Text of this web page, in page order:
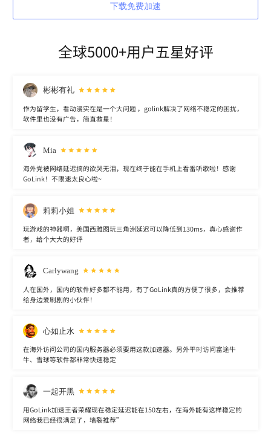
下载免费加速
全球5000+用户五星好评
彬彬有礼
作为留学生，看动漫实在是一个大问题 ，golink解决了网络不稳定的困扰，
软件里也没有广告，简直救星！
Mia
海外党被网络延迟搞的欲哭无泪，现在终于能在手机上看番听歌啦！感谢
GoLink！不限速太良心啦~
莉莉小姐
玩游戏的神器啊，美国西雅图玩三角洲延迟可以降低到130ms，真心感谢作
者，给个大大的好评
Carlywang
人在国外，国内的软件好多都不能用，有了GoLink真的方便了很多，会推荐
给身边爱刷剧的小伙伴！
心如止水
在海外访问公司的国内服务器必须要用这款加速器。另外平时访问富途牛
牛、雪球等软件都非常快速稳定
一起开黑
用GoLink加速王者荣耀现在稳定延迟能在150左右，在海外能有这样稳定的
网络我已经很满足了，墙裂推荐”